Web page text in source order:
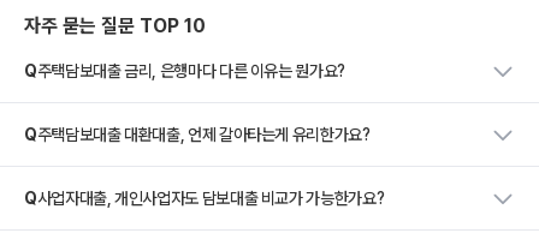
자주 묻는 질문 TOP 10
Q주택담보대출 금리, 은행마다 다른 이유는 뭔가요?
Q주택담보대출 대환대출, 언제 갈아타는게 유리한가요?
Q사업자대출, 개인사업자도 담보대출 비교가 가능한가요?